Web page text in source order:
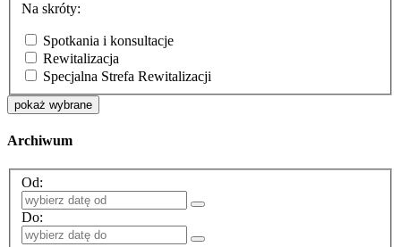
Na skróty:
Spotkania i konsultacje
Rewitalizacja
Specjalna Strefa Rewitalizacji
pokaż wybrane
Archiwum
Od:
Do: